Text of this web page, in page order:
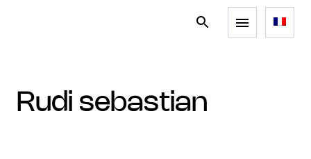
rudi sebastian